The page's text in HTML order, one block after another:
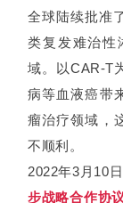
全球陆续批准
类复发难治性
域。以CAR-T
病等血液癌带
瘤治疗领域，
不顺利。
2022年3月10日
步战略合作协